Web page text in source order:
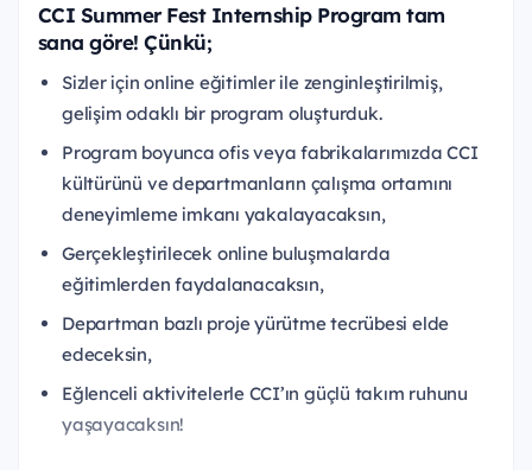
CCI Summer Fest Internship Program tam
sana göre! Çünkü;
Sizler için online eğitimler ile zenginleştirilmiş,
gelişim odaklı bir program oluşturduk.
Program boyunca ofis veya fabrikalarımızda CCI
kültürünü ve departmanların çalışma ortamını
deneyimleme imkanı yakalayacaksın,
Gerçekleştirilecek online buluşmalarda
eğitimlerden faydalanacaksın,
Departman bazlı proje yürütme tecrübesi elde
edeceksin,
Eğlenceli aktivitelerle CCI’ın güçlü takım ruhunu
yaşayacaksın!